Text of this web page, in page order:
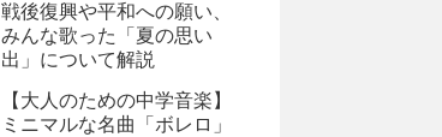
戦後復興や平和への願い、
みんな歌った「夏の思い
出」について解説
【大人のための中学音楽】
ミニマルな名曲「ボレロ」